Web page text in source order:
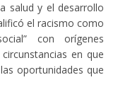
salud y el desarrollo
el racismo como
con orígenes
en que
oportunidades que